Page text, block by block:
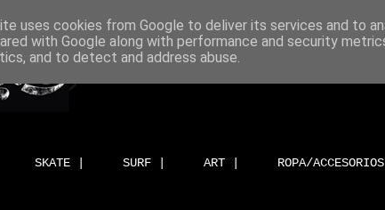
SKATE | SURF | ART | ROPA/
uses cookies from Google to deliver its services and to
with Google along with performance and security
and to detect and address abuse.